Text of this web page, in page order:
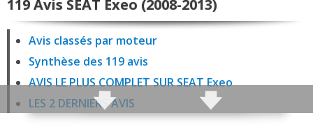
119 Avis SEAT Exeo (2008-2013)
Avis classés par moteur
Synthèse des 119 avis
AVIS LE PLUS COMPLET SUR SEAT Exeo
LES 2 DERNIERS AVIS